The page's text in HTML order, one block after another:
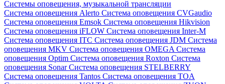
Системы оповещения, музыкальной трансляции
Система оповещения Alerto Система оповещения CVGaudio
Система оповещения Emsok Система оповещения Hikvision
Система оповещения iFLOW Система оповещения Inter-M
Система оповещения ITC Система оповещения JDM Система
оповещения MKV Система оповещения OMEGA Система
оповещения Optim Система оповещения Roxton Система
оповещения SonarСистема оповещения STELBERRY
Система оповещения Tantos Система оповещения TOA